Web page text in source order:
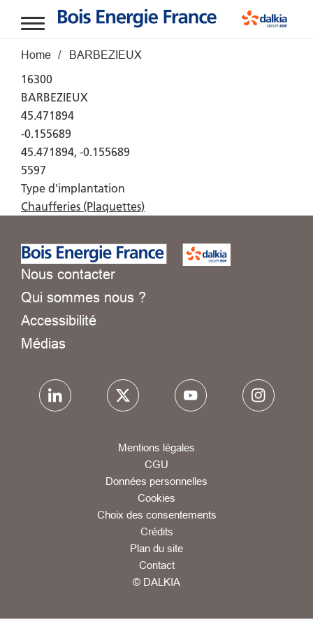
Aller au contenu principal
Fil d'Ariane
Home BARBEZIEUX
16300
BARBEZIEUX
45.471894
-0.155689
45.471894, -0.155689
5597
Type d'implantation
Chaufferies (Plaquettes)
Nous contacter
Qui sommes nous ?
Accessibilité
Médias
Mentions légales
CGU
Données personnelles
Cookies
Choix des consentements
Crédits
Plan du site
Contact
© DALKIA